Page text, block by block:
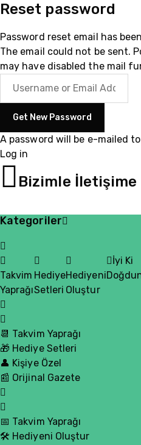
Reset password
Password reset email has
The email could not be sent.
may have disabled the mail
A password will be e-mailed
Log in
Bizimle İletişime
Kategoriler
Takvim
Yaprağı
Hediye
Setleri
Hediyeni
Oluştur
İyi Ki
📆 Takvim Yaprağı
🎁 Hediye Setleri
👤 Kişiye Özel
📰 Orijinal Gazete
📅 Takvim Yaprağı
🛠️ Hediyeni Oluştur